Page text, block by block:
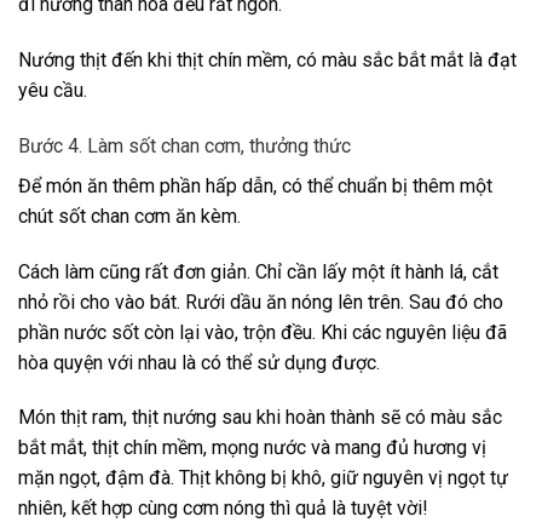
Nướng thịt đến khi thịt chín mềm, có màu sắc bắt mắt là đạt
yêu cầu.
Bước 4. Làm sốt chan cơm, thưởng thức
Để món ăn thêm phần hấp dẫn, có thể chuẩn bị thêm một
chút sốt chan cơm ăn kèm.
Cách làm cũng rất đơn giản. Chỉ cần lấy một ít hành lá, cắt
nhỏ rồi cho vào bát. Rưới dầu ăn nóng lên trên. Sau đó cho
phần nước sốt còn lại vào, trộn đều. Khi các nguyên liệu đã
hòa quyện với nhau là có thể sử dụng được.
Món thịt ram, thịt nướng sau khi hoàn thành sẽ có màu sắc
bắt mắt, thịt chín mềm, mọng nước và mang đủ hương vị
mặn ngọt, đậm đà. Thịt không bị khô, giữ nguyên vị ngọt tự
nhiên, kết hợp cùng cơm nóng thì quả là tuyệt vời!